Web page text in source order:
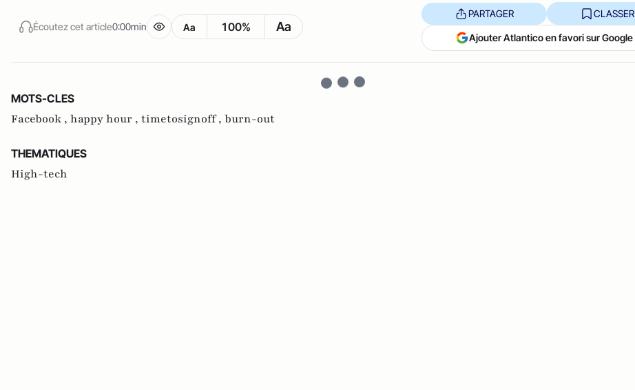
Écoutez cet article0:00min Aa 100% Aa
PARTAGER CLASSER
Ajouter Atlantico en favori sur Google
MOTS-CLES
Facebook , happy hour , timetosignoff , burn-out
THEMATIQUES
High-tech